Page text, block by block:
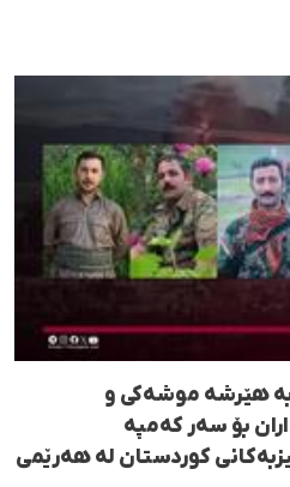
بە هێرشە موشەکی و
بۆ سەر کەمپە
کوردستان لە هەرێمی